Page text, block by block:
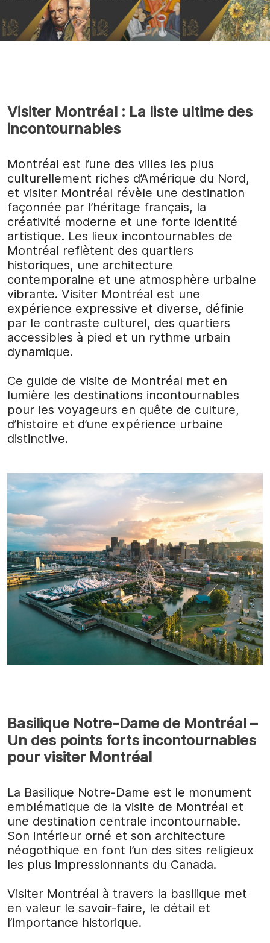
Visiter Montréal : La liste ultime des
incontournables
Montréal est l’une des villes les plus
culturellement riches d’Amérique du Nord,
et visiter Montréal révèle une destination
façonnée par l’héritage français, la
créativité moderne et une forte identité
artistique. Les lieux incontournables de
Montréal reflètent des quartiers
historiques, une architecture
contemporaine et une atmosphère urbaine
vibrante. Visiter Montréal est une
expérience expressive et diverse, définie
par le contraste culturel, des quartiers
accessibles à pied et un rythme urbain
dynamique.
Ce guide de visite de Montréal met en
lumière les destinations incontournables
pour les voyageurs en quête de culture,
d’histoire et d’une expérience urbaine
distinctive.
Basilique Notre-Dame de Montréal –
Un des points forts incontournables
pour visiter Montréal
La Basilique Notre-Dame est le monument
emblématique de la visite de Montréal et
une destination centrale incontournable.
Son intérieur orné et son architecture
néogothique en font l’un des sites religieux
les plus impressionnants du Canada.
Visiter Montréal à travers la basilique met
en valeur le savoir-faire, le détail et
l’importance historique.